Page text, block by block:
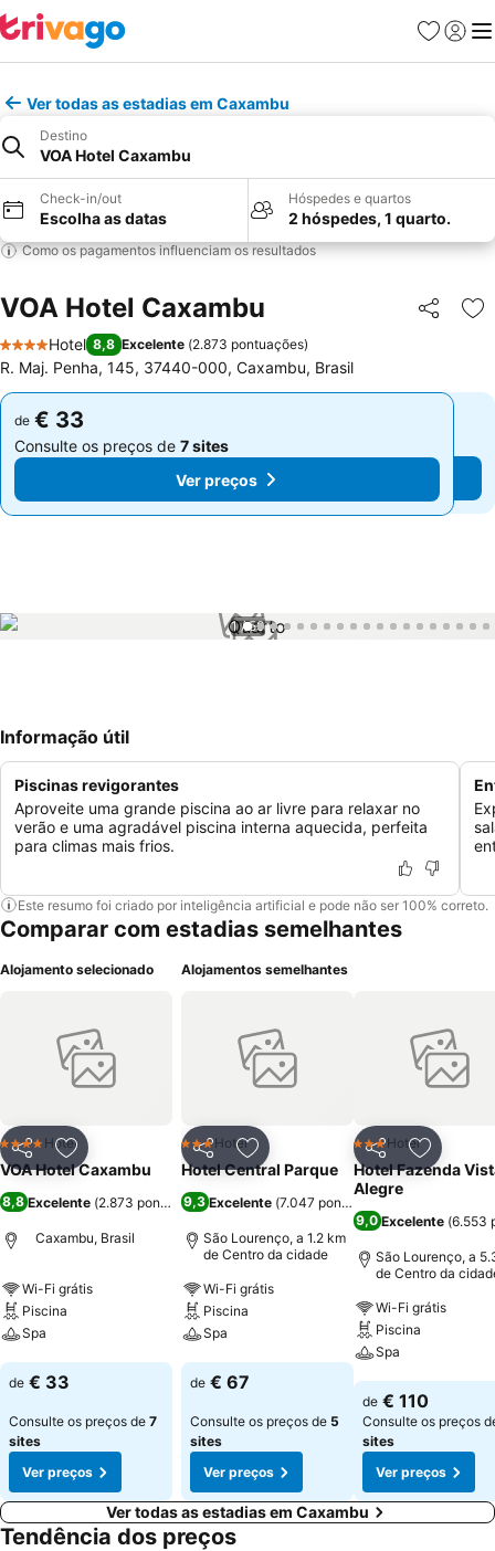
Favoritos
Iniciar
Ver todas as estadias em Caxambu
Destino
VOA Hotel Caxambu
Check-in/out
Escolha as datas
Hóspedes e quartos
2 hóspedes, 1 quarto.
Como os pagamentos influenciam os resultados
VOA Hotel Caxambu Partilhar
4 Estrelas
Hotel 8,8 Excelente (2.873 pontuações)
R. Maj. Penha, 145, 37440-000, Caxambu, Brasil
de € 33
Consulte os preços de 7 sites
Ver preços
de € 33
Consulte os preços de 7 sites
Ver preços
1 / 50
Informação útil
Piscinas revigorantes
Aproveite uma grande piscina ao ar livre para relaxar no
verão e uma agradável piscina interna aquecida, perfeita
para climas mais frios.
Este resumo foi criado por inteligência artificial e pode não ser 100% correto.
Comparar com estadias semelhantes
Alojamento selecionado
PartilharAdicionar aos favoritos
4 EstrelasHotel
VOA Hotel Caxambu
8,8 Excelente (2.873 pontuações)
Caxambu, Brasil
Wi-Fi grátis
Piscina
Spa
Ver preços
de € 33
Consulte os preços de 7
sites
Ver preços
Alojamentos semelhantes
PartilharAdicionar aos favoritos
3 Estrelas
Hotel
Hotel Central Parque
9,3 Excelente (7.047 pontuações
São Lourenço, a 1.2 km
de Centro da cidade
Wi-Fi grátis
Piscina
Spa
Ver preços
de € 67
Consulte os preços de 5
sites
Ver preços
Partilhar
3 Estrelas
Hotel
Hotel Fazenda
Alegre
9,0 Excelente (6.553
São Lourenço, a
de Centro da
Wi-Fi grátis
Piscina
Spa
Ver preços
de € 110
Consulte os preços
sites
Ver preços
Ver todas as estadias em Caxambu
Tendência dos preços